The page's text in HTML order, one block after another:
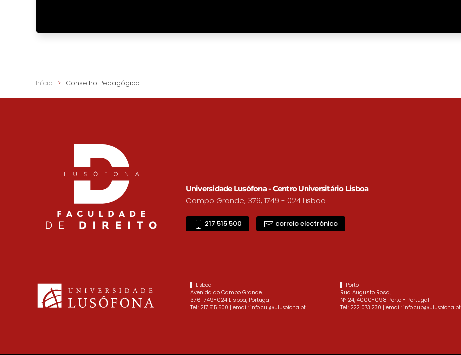
Início Conselho Pedagógico
Universidade Lusófona - Centro Universitário Lisboa
Campo Grande, 376, 1749 - 024 Lisboa
217 515 500 correio electrónico
Lisboa
Avenida do Campo Grande,
376 1749-024 Lisboa, Portugal
Tel.: 217 515 500 | email: info.cul@ulusofona.pt
Porto
Rua Augusto Rosa,
Nº 24, 4000-098 Porto - Portugal
Tel.: 222 073 230 | email: info.cup@ulusofona.pt